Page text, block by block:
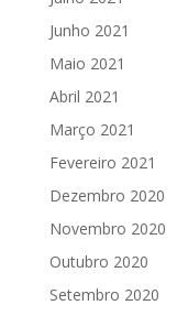
Junho 2021
Maio 2021
Abril 2021
Março 2021
Fevereiro 2021
Dezembro 2020
Novembro 2020
Outubro 2020
Setembro 2020